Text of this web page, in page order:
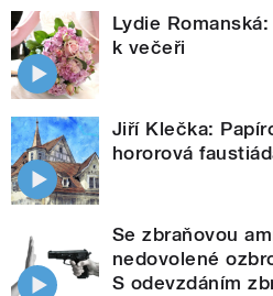
Lydie
k večeři
Jiří Klečka:
hororová
Se zbraňovou
nedovolené
S odevzdáním